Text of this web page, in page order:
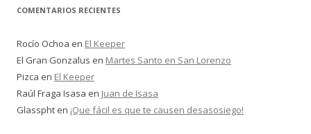
COMENTARIOS RECIENTES
Rocío Ochoa en El Keeper
El Gran Gonzalus en Martes Santo en San Lorenzo
Pizca en El Keeper
Raúl Fraga Isasa en Juan de Isasa
Glasspht en ¡Que fácil es que te causen desasosiego!